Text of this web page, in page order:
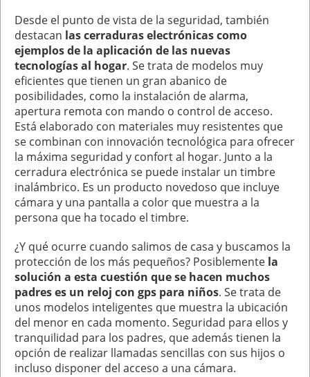
Desde el punto de vista de la seguridad, también
destacan las cerraduras electrónicas como
ejemplos de la aplicación de las nuevas
tecnologías al hogar. Se trata de modelos muy
eficientes que tienen un gran abanico de
posibilidades, como la instalación de alarma,
apertura remota con mando o control de acceso.
Está elaborado con materiales muy resistentes que
se combinan con innovación tecnológica para ofrecer
la máxima seguridad y confort al hogar. Junto a la
cerradura electrónica se puede instalar un timbre
inalámbrico. Es un producto novedoso que incluye
cámara y una pantalla a color que muestra a la
persona que ha tocado el timbre.
¿Y qué ocurre cuando salimos de casa y buscamos la
protección de los más pequeños? Posiblemente la
solución a esta cuestión que se hacen muchos
padres es un reloj con gps para niños. Se trata de
unos modelos inteligentes que muestra la ubicación
del menor en cada momento. Seguridad para ellos y
tranquilidad para los padres, que además tienen la
opción de realizar llamadas sencillas con sus hijos o
incluso disponer del acceso a una cámara.